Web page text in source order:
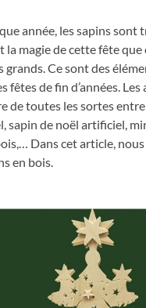
année, les sapins sont
la magie de cette fête que
grands. Ce sont des
fêtes de fin d’années. Les
de toutes les sortes
sapin de noël artificiel,
Dans cet article,
en bois.